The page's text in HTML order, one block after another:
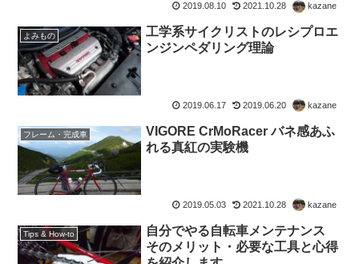
2019.08.10 2021.10.28 kazane
よみもの
工学系サイクリストのレシプロエ
ンジンペダリング理論
2019.06.17 2019.06.20 kazane
フレーム・完成車
VIGORE CrMoRacer バネ感あふ
れる真紅の実験機
2019.05.03 2021.10.28 kazane
Tips & How-to
自分でやる自転車メンテナンス
そのメリット・必要な工具と心得